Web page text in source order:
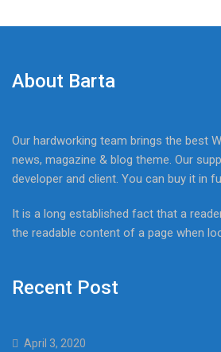
About Barta
Our hardworking team brings the best
news, magazine & blog theme. Our
developer and client. You can buy it in
It is a long established fact that a
the readable content of a page when
Recent Post
April 3, 2020